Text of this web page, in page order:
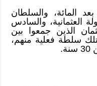
المائة، والسلطان
العثمانية، والسادس
الذين جمعوا بين
سلطة فعلية منهم،